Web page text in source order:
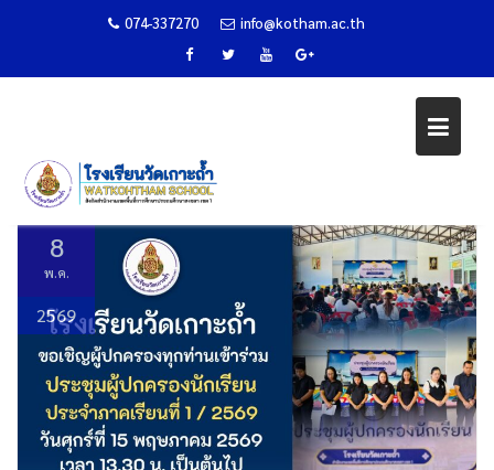
074-337270 info@kotham.ac.th
Home ข่าวประชาสัมพันธ์
8
พ.ค.
2569